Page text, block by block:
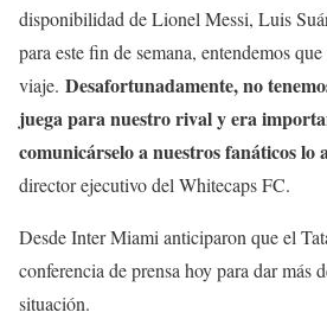
disponibilidad de Lionel Messi, Luis
para este fin de semana, entendemos
viaje. Desafortunadamente, no
juega para nuestro rival y era
comunicárselo a nuestros fanáticos lo
director ejecutivo del Whitecaps FC.
Desde Inter Miami anticiparon que el
conferencia de prensa hoy para dar más
situación.